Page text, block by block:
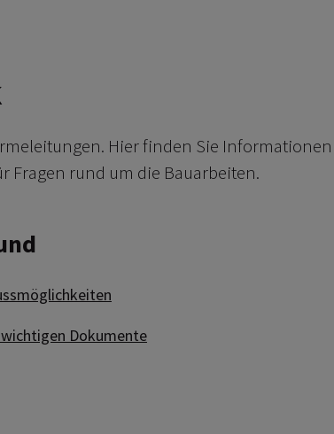
Hier finden Sie Informationen
rund um die Bauarbeiten.
alle wichtigen Dokumente
Dokumente